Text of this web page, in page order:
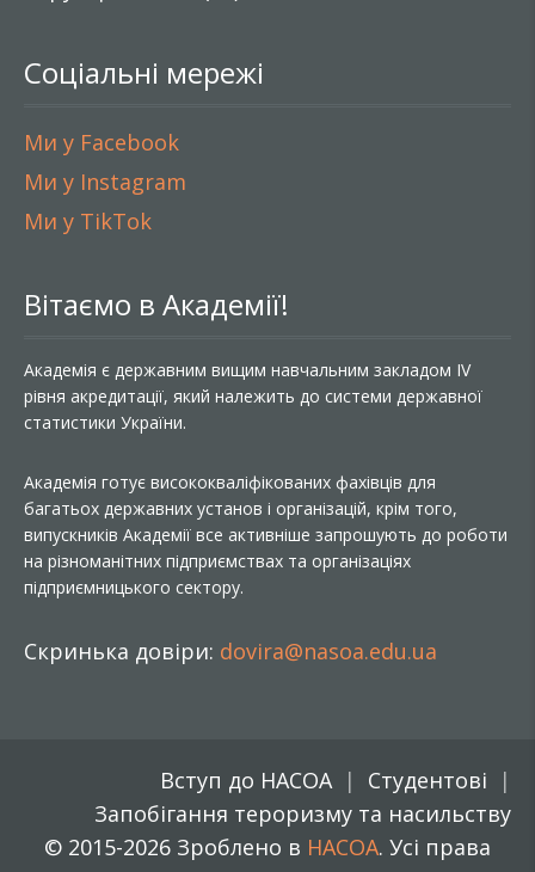
Соціальні мережі
Ми у Facebook
Ми у Instagram
Ми у TikTok
Вітаємо в Академії!
Академія є державним вищим навчальним закладом IV
рівня акредитації, який належить до системи державної
статистики України.
Академія готує висококваліфікованих фахівців для
багатьох державних установ і організацій, крім того,
випускників Академії все активніше запрошують до роботи
на різноманітних підприємствах та організаціях
підприємницького сектору.
Скринька довіри: dovira@nasoa.edu.ua
Вступ до НАСОА
Студентові
Запобігання тероризму та насильству
© 2015-2026 Зроблено в НАСОА. Усі права